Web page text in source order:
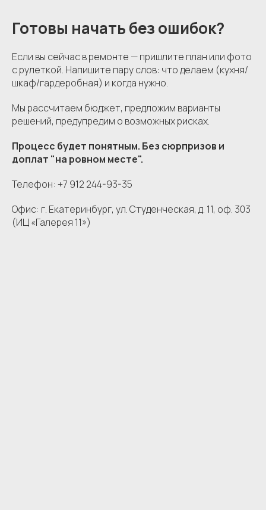
Готовы начать без ошибок?
Если вы сейчас в ремонте — пришлите план или фото
с рулеткой. Напишите пару слов: что делаем (кухня/
шкаф/гардеробная) и когда нужно.
Мы рассчитаем бюджет, предложим варианты
решений, предупредим о возможных рисках.
Процесс будет понятным. Без сюрпризов и
доплат "на ровном месте".
Телефон: +7 912 244-93-35
Офис: г. Екатеринбург, ул. Студенческая, д. 11, оф. 303
(ИЦ «Галерея 11»)